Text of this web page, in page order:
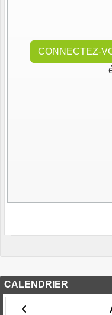
CONNECTEZ-
CALENDRIER